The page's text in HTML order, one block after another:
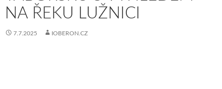
NA ŘEKU LUŽNICI
7.7.2025 IOBERON.CZ